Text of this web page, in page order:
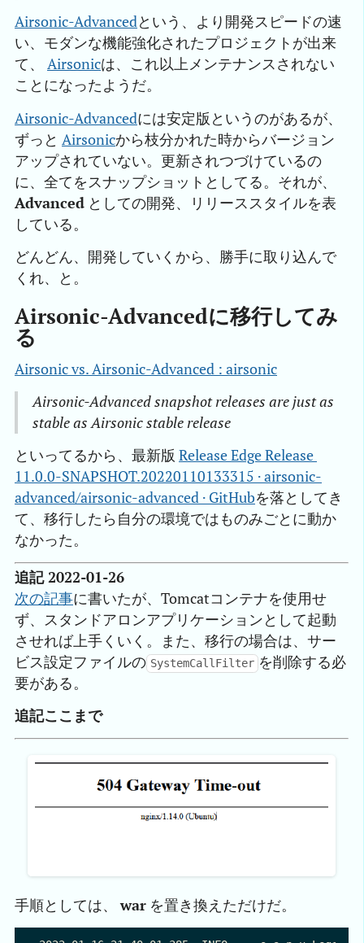
Airsonic-Advancedという、より開発スピードの速
い、モダンな機能強化されたプロジェクトが出来
て、 Airsonicは、これ以上メンテナンスされない
ことになったようだ。
Airsonic-Advancedには安定版というのがあるが、
ずっと Airsonicから枝分かれた時からバージョン
アップされていない。更新されつづけているの
に、全てをスナップショットとしてる。それが、
Advanced としての開発、リリーススタイルを表
している。
どんどん、開発していくから、勝手に取り込んで
くれ、と。
Airsonic-Advancedに移行してみ
る
Airsonic vs. Airsonic-Advanced : airsonic
Airsonic-Advanced snapshot releases are just as
stable as Airsonic stable release
といってるから、最新版 Release Edge Release
11.0.0-SNAPSHOT.20220110133315 · airsonic-
advanced/airsonic-advanced · GitHubを落としてき
て、移行したら自分の環境ではものみごとに動か
なかった。
追記 2022-01-26
次の記事に書いたが、Tomcatコンテナを使用せ
ず、スタンドアロンアプリケーションとして起動
させれば上手くいく。また、移行の場合は、サー
ビス設定ファイルの SystemCallFilter を削除する必
要がある。
追記ここまで
手順としては、war を置き換えただけだ。